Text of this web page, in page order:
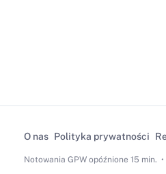
O nas Polityka prywatności
Notowania GPWopóźnione 15 min.